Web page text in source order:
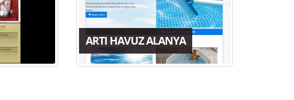
ARTI HAVUZ ALANYA